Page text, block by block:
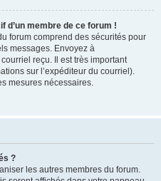
d’un membre de ce forum !
forum comprend des sécurités pour
messages. Envoyez à
reçu. Il est très important
sur l’expéditeur du courriel).
mesures nécessaires.
?
les autres membres du forum.